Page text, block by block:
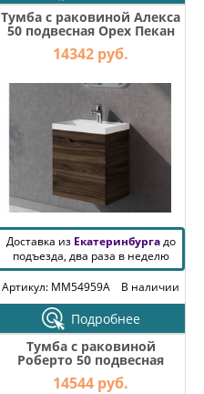
Тумба с раковиной Алекса
50 подвесная Орех Пекан
шоколад
14342 руб.
Доставка из Екатеринбургадо
подъезда, два раза в неделю
Артикул: MM54959A
В наличии
Подробнее
Тумба с раковиной
Роберто 50 подвесная
Графит
14544 руб.